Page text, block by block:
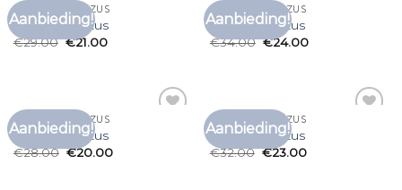
Aanbieding!
T SHIRT GROTE ZUS
t shirt grote zus
€29.00 €21.00
Aanbieding!
T SHIRT GROTE ZUS
t shirt grote zus
€34.00 €24.00
Aanbieding!
T SHIRT GROTE ZUS
t shirt grote zus
€28.00 €20.00
Aanbieding!
T SHIRT GROTE ZUS
t shirt grote zus
€32.00 €23.00